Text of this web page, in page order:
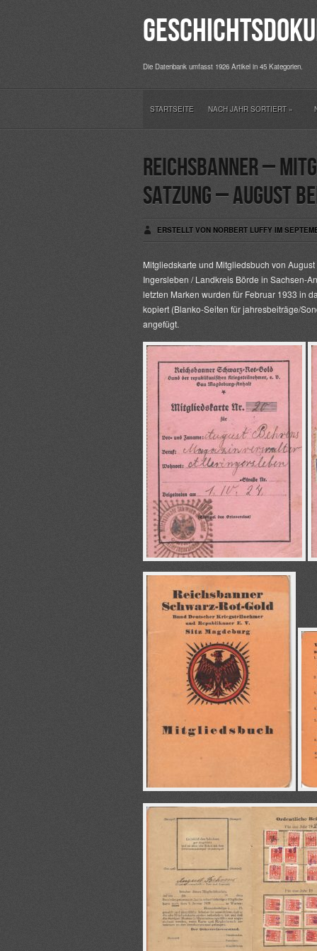
Die Datenbank umfasst 1926 Artikel in 45 Kategorien.
STARTSEITE NACH JAHR SORTIERT»
Reichsbanner –
Satzung – August
ERSTELLT VON NORBERT LUFFY IM
Mitgliedskarte und Mitgliedsbuch von
Ingersleben / Landkreis Börde in Sachsen-
letzten Marken wurden für Februar 1933 in
kopiert (Blanko-Seiten für jahresbeiträge/
angefügt.